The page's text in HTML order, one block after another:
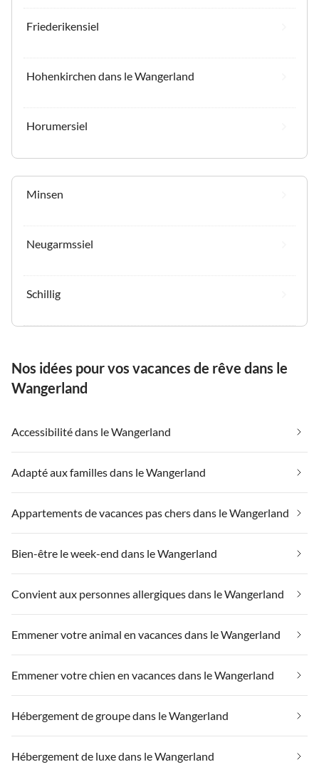
Friederikensiel
Hohenkirchen dans le Wangerland
Horumersiel
Minsen
Neugarmssiel
Schillig
Nos idées pour vos vacances de rêve dans le
Wangerland
Accessibilité dans le Wangerland
Adapté aux familles dans le Wangerland
Appartements de vacances pas chers dans le Wangerland
Bien-être le week-end dans le Wangerland
Convient aux personnes allergiques dans le Wangerland
Emmener votre animal en vacances dans le Wangerland
Emmener votre chien en vacances dans le Wangerland
Hébergement de groupe dans le Wangerland
Hébergement de luxe dans le Wangerland